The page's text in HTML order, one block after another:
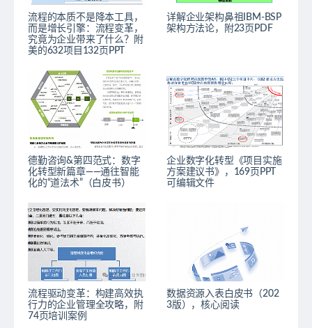
流程的本质不是降本工具，
而是增长引擎：流程变革，
究竟为企业带来了什么？附
美的632项目132页PPT
详解企业架构鼻祖IBM-BSP
架构方法论，附23页PDF
德勤咨询&第四范式：数字
化转型新篇章——通往智能
化的“道法术”（白皮书）
企业数字化转型《项目实施
方案建议书》，169页PPT
可编辑文件
流程驱动变革：构建高效执
行力的企业管理全攻略，附
74页培训案例
数据资源入表白皮书（202
3版），核心阅读